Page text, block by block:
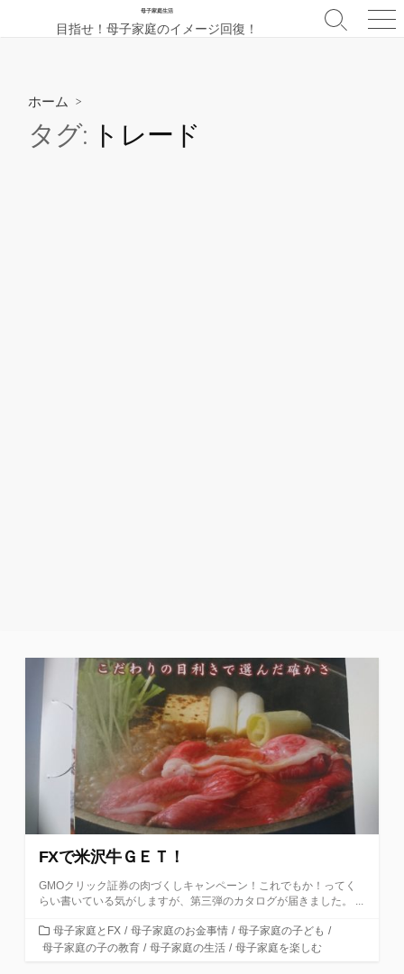
ン
母子家庭生活
目指せ！母子家庭のイメージ回復！
検
メ
ホーム >
タグ: トレード
FXで米沢牛ＧＥＴ！
GMOクリック証券の肉づくしキャンペーン！これでもか！ってく
らい書いている気がしますが、第三弾のカタログが届きました。 ...
カ
テ
母子家庭とFX / 母子家庭のお金事情 / 母子家庭の子ども /
母子家庭の子の教育 / 母子家庭の生活 / 母子家庭を楽しむ